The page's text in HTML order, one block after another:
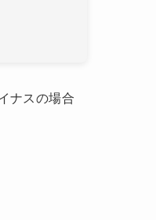
ナスの場合